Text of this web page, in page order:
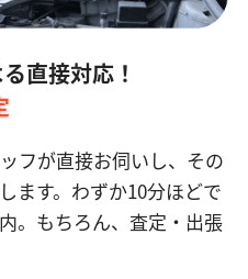
直接対応！
フが直接お伺いし、その
ます。 わずか10分ほどで
。もちろん、査定・出張